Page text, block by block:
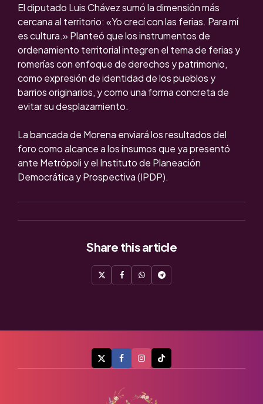
El diputado Luis Chávez sumó la dimensión más
cercana al territorio: «Yo crecí con las ferias. Para mí
es cultura.» Planteó que los instrumentos de
ordenamiento territorial integren el tema de ferias y
romerías con enfoque de derechos y patrimonio,
como expresión de identidad de los pueblos y
barrios originarios, y como una forma concreta de
evitar su desplazamiento.
La bancada de Morena enviará los resultados del
foro como alcance a los insumos que ya presentó
ante Metrópoli y el Instituto de Planeación
Democrática y Prospectiva (IPDP).
Share this article